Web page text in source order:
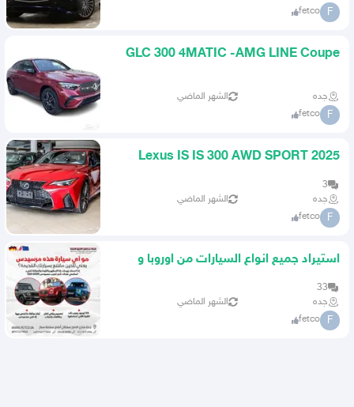
F
fetco
GLC 300 4MATIC -AMG LINE Coupe
جده الشهر الماضي
F
fetco
2025 Lexus IS IS 300 AWD SPORT
3
جده
الشهر الماضي
F
fetco
استيراد جميع انواع السيارات من اوروبا و
33
جده
الشهر الماضي
F
fetco